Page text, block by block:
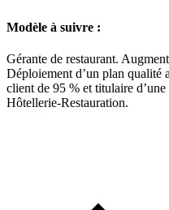
Modèle à suivre :
Gérante de restaurant.
Déploiement d’un plan qualité
client de 95 % et titulaire
Hôtellerie-Restauration.